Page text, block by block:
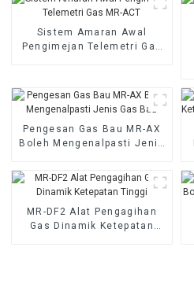
Sistem Amaran Awal
Pengimejan Telemetri Gas
Pengesan Gas Bau MR-AX
Boleh Mengenalpasti Jenis
MR-DF2 Alat Pengagihan
Gas Dinamik Ketepatan